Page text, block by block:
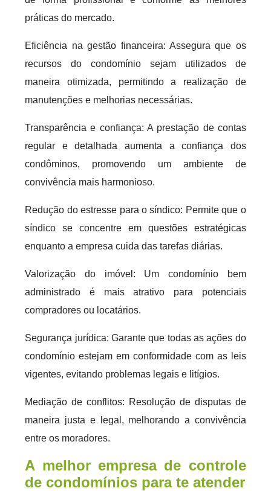
práticas do mercado.
Eficiência na gestão financeira: Assegura que os
recursos do condomínio sejam utilizados de
maneira otimizada, permitindo a realização de
manutenções e melhorias necessárias.
Transparência e confiança: A prestação de contas
regular e detalhada aumenta a confiança dos
condôminos, promovendo um ambiente de
convivência mais harmonioso.
Redução do estresse para o síndico: Permite que o
síndico se concentre em questões estratégicas
enquanto a empresa cuida das tarefas diárias.
Valorização do imóvel: Um condomínio bem
administrado é mais atrativo para potenciais
compradores ou locatários.
Segurança jurídica: Garante que todas as ações do
condomínio estejam em conformidade com as leis
vigentes, evitando problemas legais e litígios.
Mediação de conflitos: Resolução de disputas de
maneira justa e legal, melhorando a convivência
entre os moradores.
A melhor empresa de controle
de condomínios para te atender